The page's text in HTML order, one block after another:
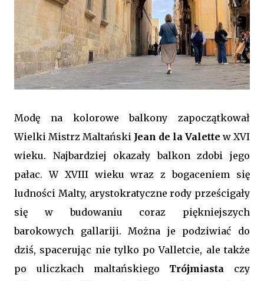
Modę na kolorowe balkony zapoczątkował
Wielki Mistrz Maltański Jean de la Valette w XVI
wieku. Najbardziej okazały balkon zdobi jego
pałac. W XVIII wieku wraz z bogaceniem się
ludności Malty, arystokratyczne rody prześcigały
się w budowaniu coraz piękniejszych
barokowych gallariji. Można je podziwiać do
dziś, spacerując nie tylko po Valletcie, ale także
po uliczkach maltańskiego Trójmiasta czy